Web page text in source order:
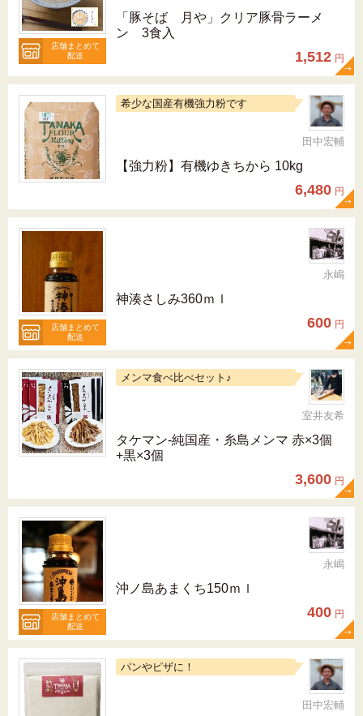
店舗まとめて
配送
「豚そば 月や」クリア豚骨ラーメ
ン 3食入
1,512 円
希少な国産有機強力粉です
田中宏輔
【強力粉】有機ゆきちから 10kg
6,480 円
店舗まとめて
配送
永嶋
神湊さしみ360ｍｌ
600 円
メンマ食べ比べセット♪
室井友希
タケマン-純国産・糸島メンマ 赤×3個
+黒×3個
3,600 円
店舗まとめて
配送
永嶋
沖ノ島あまくち150ｍｌ
400 円
パンやピザに！
田中宏輔